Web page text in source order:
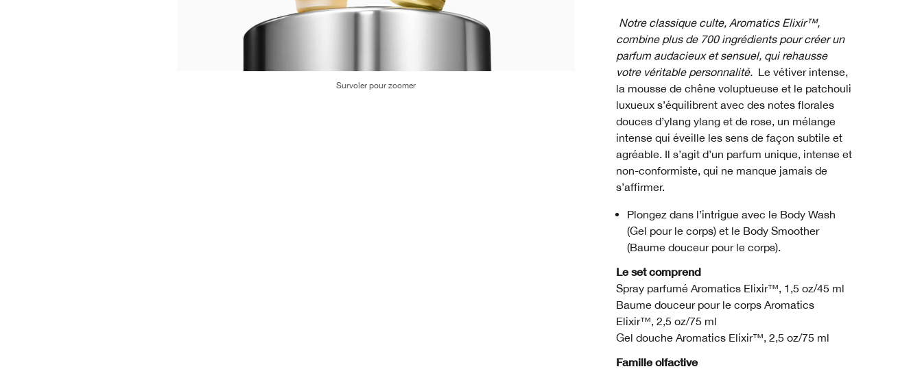
Survoler pour zoomer
Notre classique culte, Aromatics Elixir™,
combine plus de 700 ingrédients pour créer un
parfum audacieux et sensuel, qui rehausse
votre véritable personnalité. Le vétiver intense,
la mousse de chêne voluptueuse et le patchouli
luxueux s’équilibrent avec des notes florales
douces d’ylang ylang et de rose, un mélange
intense qui éveille les sens de façon subtile et
agréable. Il s’agit d’un parfum unique, intense et
non-conformiste, qui ne manque jamais de
s’affirmer.
Plongez dans l’intrigue avec le Body Wash
(Gel pour le corps) et le Body Smoother
(Baume douceur pour le corps).
Le set comprend
Spray parfumé Aromatics Elixir™, 1,5 oz/45 ml
Baume douceur pour le corps Aromatics
Elixir™, 2,5 oz/75 ml
Gel douche Aromatics Elixir™, 2,5 oz/75 ml
Famille olfactive